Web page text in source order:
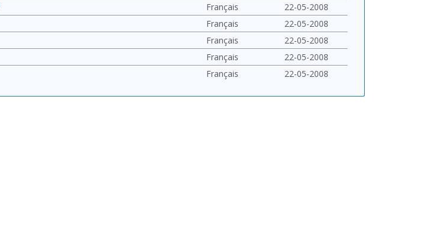
Français
22-05-2008
Français
22-05-2008
Français
22-05-2008
Français
22-05-2008
Français 22-05-2008